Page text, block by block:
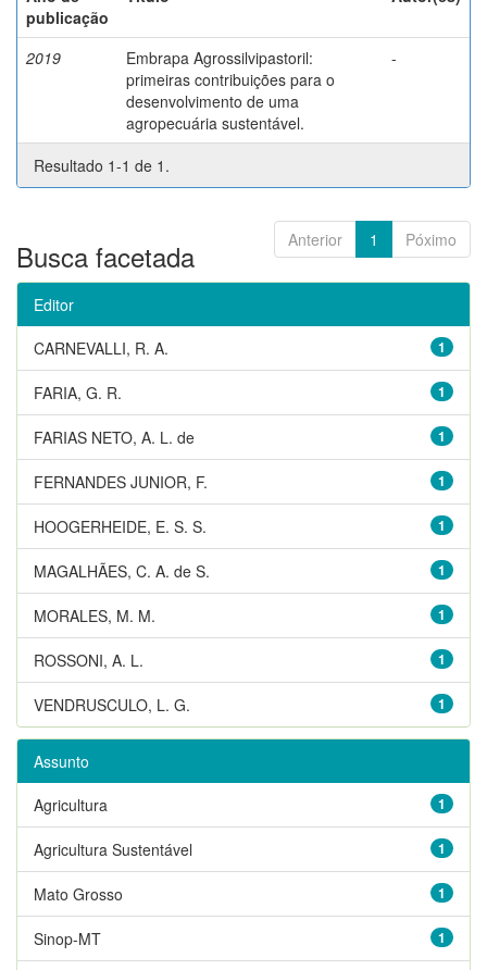
publicação
2019
Embrapa Agrossilvipastoril:
primeiras contribuições para o
desenvolvimento de uma
agropecuária sustentável.
-
Resultado 1-1 de 1.
Anterior 1 Póximo
Busca facetada
Editor
1
CARNEVALLI, R. A.
1
FARIA, G. R.
1
FARIAS NETO, A. L. de
1
FERNANDES JUNIOR, F.
1
HOOGERHEIDE, E. S. S.
1
MAGALHÃES, C. A. de S.
1
MORALES, M. M.
1
ROSSONI, A. L.
1
VENDRUSCULO, L. G.
Assunto
1
Agricultura
1
Agricultura Sustentável
1
Mato Grosso
1
Sinop-MT